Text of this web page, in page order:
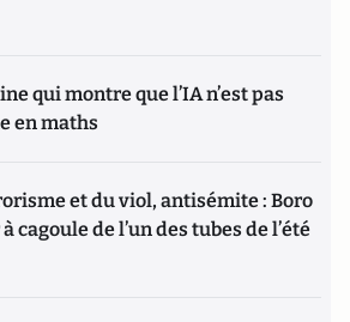
qui montre que l’IA n’est pas
en maths
et du viol, antisémite : Boro
cagoule de l’un des tubes de l’été